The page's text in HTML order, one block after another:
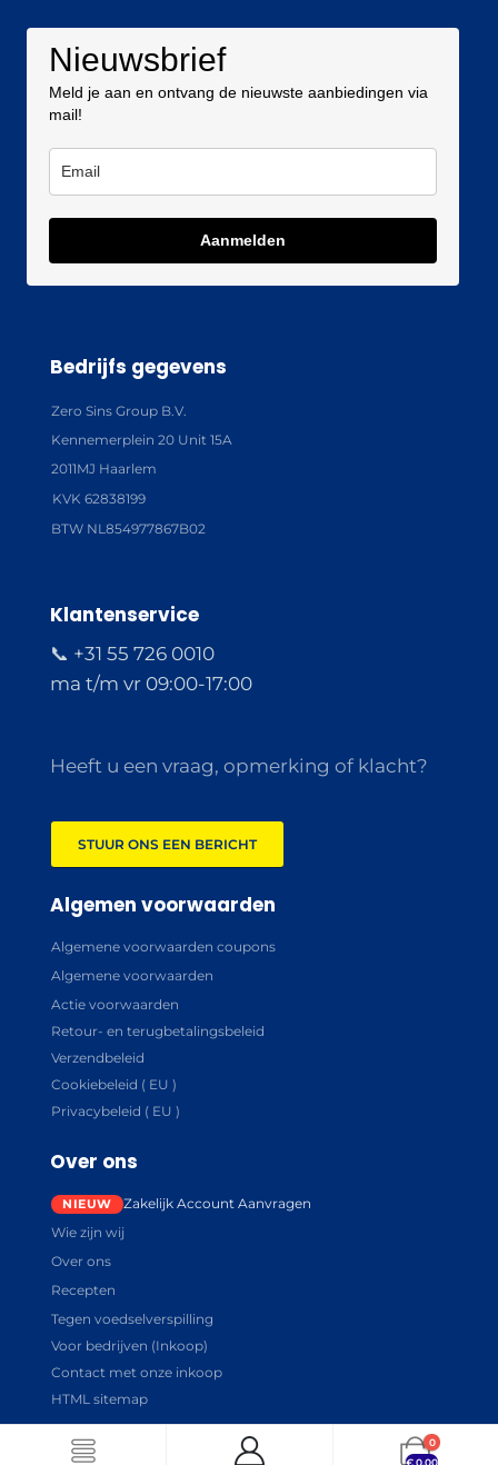
Nieuwsbrief
Meld je aan en ontvang de nieuwste aanbiedingen via
mail!
Aanmelden
Bedrijfs gegevens
Zero Sins Group B.V.
Kennemerplein 20 Unit 15A
2011MJ Haarlem
KVK 62838199
BTW NL854977867B02
Klantenservice
📞 +31 55 726 0010
ma t/m vr 09:00-17:00
Heeft u een vraag, opmerking of klacht?
STUUR ONS EEN BERICHT
Algemen voorwaarden
Algemene voorwaarden coupons
Algemene voorwaarden
Actie voorwaarden
Retour- en terugbetalingsbeleid
Verzendbeleid
Cookiebeleid ( EU )
Privacybeleid ( EU )
Over ons
Zakelijk Account Aanvragen
Wie zijn wij
Over ons
Recepten
Tegen voedselverspilling
Voor bedrijven (Inkoop)
Contact met onze inkoop
HTML sitemap
0
€0.00